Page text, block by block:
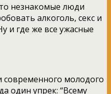
незнакомые люди
алкоголь, секс и
и где же все ужасные
современного молодого
один упрек: “Всему